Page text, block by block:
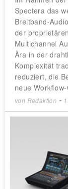
Spectera das
Breitband-
der
Multichannel
Ära in der
Komplexität
reduziert, die
neue
von Redaktion -